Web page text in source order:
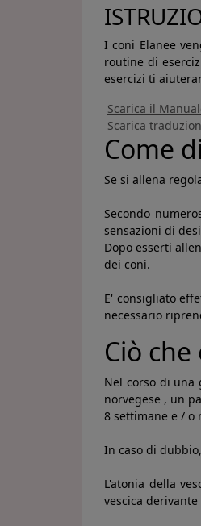
I coni Elanee
routine di
esercizi ti
Scarica il
Scarica
Come
Se si allena
Secondo
sensazioni di
Dopo esserti
dei coni.
E' consigliato
necessario
Ciò
Nel corso di una
norvegese , un
8 settimane e / o
In caso di
L'atonia della
vescica